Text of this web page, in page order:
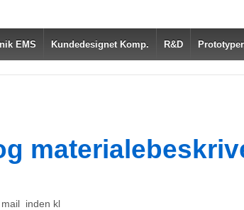
EMS Kundedesignet Komp. R&D
mail inden kl